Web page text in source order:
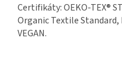
Certifikáty: OEKO-TEX®
Organic Textile Standard,
VEGAN.